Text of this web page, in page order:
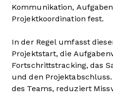
Kommunikation,
Projektkoordination fest.
In der Regel umfasst
Projektstart, die
Fortschrittstracking, das
und den
des Teams, reduziert